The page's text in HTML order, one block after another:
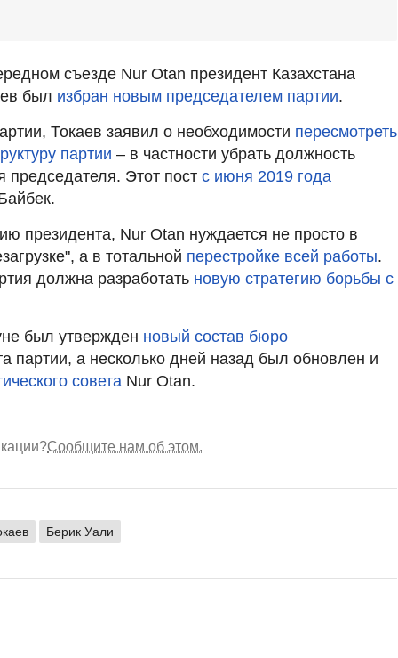
съезде Nur Otan президент Казахстана
был избран новым председателем партии.
Токаев заявил о необходимости пересмотреть
партии – в частности убрать должность
председателя. Этот пост с июня 2019 года
президента, Nur Otan нуждается не просто в
а в тотальной перестройке всей работы.
должна разработать новую стратегию борьбы с
был утвержден новый состав бюро
партии, а несколько дней назад был обновлен и
совета Nur Otan.
Сообщите нам об этом.
Берик Уали